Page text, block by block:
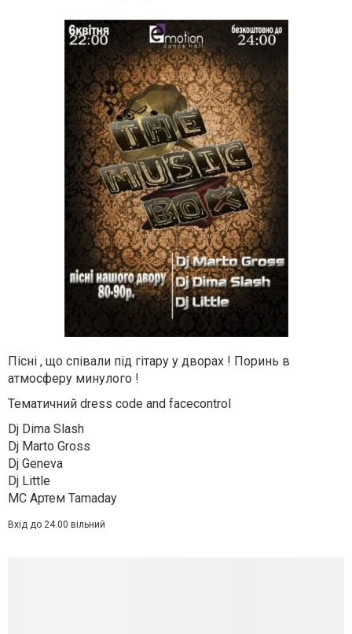
Пісні , що співали під гітару у дворах ! Поринь в
атмосферу минулого !
Тематичний dress code and facecontrol
Dj Dima Slash
Dj Marto Gross
Dj Geneva
Dj Little
MC Артем Tamaday
Вхід до 24.00 вільний